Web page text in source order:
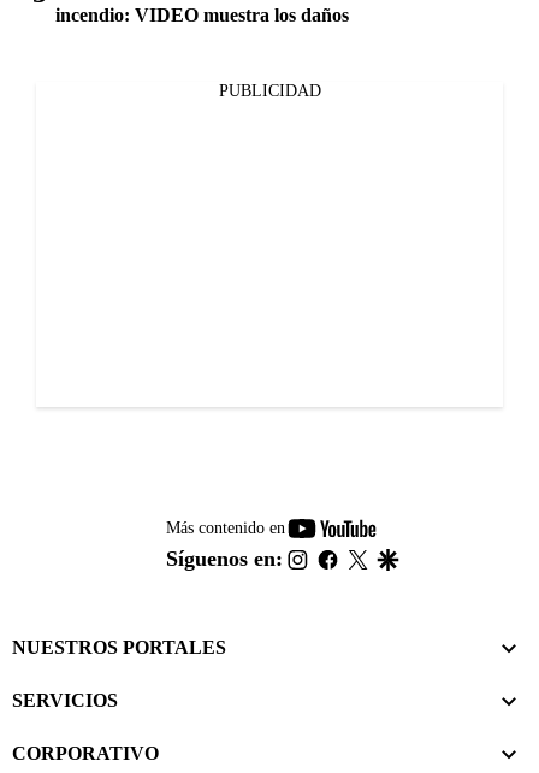
incendio: VIDEO muestra los daños
PUBLICIDAD
Más contenido en
youtube-
footer
Síguenos en: instagram
facebook
twitter
NUESTROS PORTALES
SERVICIOS
CORPORATIVO